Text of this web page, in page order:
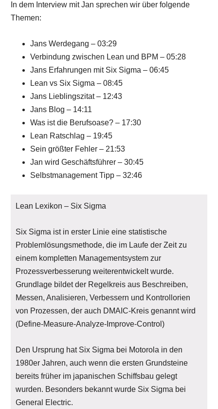
In dem Interview mit Jan sprechen wir über folgende
Themen:
Jans Werdegang – 03:29
Verbindung zwischen Lean und BPM – 05:28
Jans Erfahrungen mit Six Sigma – 06:45
Lean vs Six Sigma – 08:45
Jans Lieblingszitat – 12:43
Jans Blog – 14:11
Was ist die Berufsoase? – 17:30
Lean Ratschlag – 19:45
Sein größter Fehler – 21:53
Jan wird Geschäftsführer – 30:45
Selbstmanagement Tipp – 32:46
Lean Lexikon – Six Sigma
Six Sigma ist in erster Linie eine statistische
Problemlösungsmethode, die im Laufe der Zeit zu
einem kompletten Managementsystem zur
Prozessverbesserung weiterentwickelt wurde.
Grundlage bildet der Regelkreis aus Beschreiben,
Messen, Analisieren, Verbessern und Kontrollorien
von Prozessen, der auch DMAIC-Kreis genannt wird
(Define-Measure-Analyze-Improve-Control)
Den Ursprung hat Six Sigma bei Motorola in den
1980er Jahren, auch wenn die ersten Grundsteine
bereits früher im japanischen Schiffsbau gelegt
wurden. Besonders bekannt wurde Six Sigma bei
General Electric.